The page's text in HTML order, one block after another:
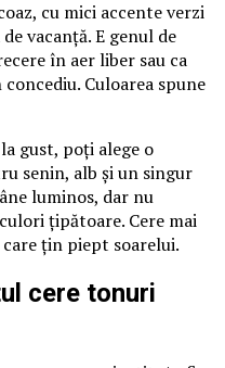
cu mici accente verzi
vacanță. E genul de
în aer liber sau ca
Culoarea spune
gust, poți alege o
senin, alb și un singur
luminos, dar nu
țipătoare. Cere mai
țin piept soarelui.
cere tonuri